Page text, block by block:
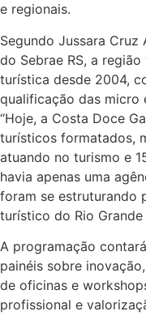
e regionais.
Segundo Jussara
do Sebrae RS, a
turística desde 2004,
qualificação das micro
“Hoje, a Costa Doce
turísticos formatados,
atuando no turismo e
havia apenas uma
foram se estruturando
turístico do Rio Grande
A programação
painéis sobre
de oficinas e
profissional e